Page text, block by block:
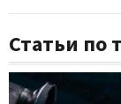
Статьи по